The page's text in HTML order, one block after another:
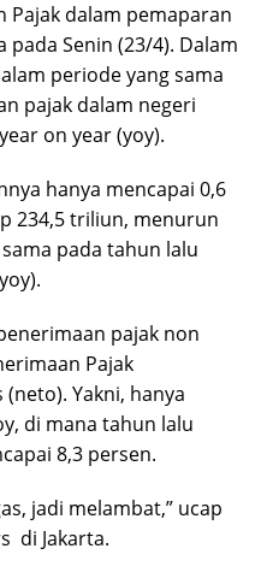
Pajak dalam pemaparan
pada Senin (23/4). Dalam
periode yang sama
pajak dalam negeri
on year (yoy).
hanya mencapai 0,6
234,5 triliun, menurun
pada tahun lalu
pajak non
Pajak
Yakni, hanya
di mana tahun lalu
8,3 persen.
jadi melambat,” ucap
di Jakarta.